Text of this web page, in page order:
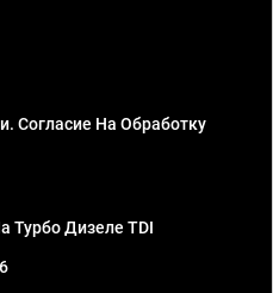
Согласие На Обработку
Турбо Дизеле TDI